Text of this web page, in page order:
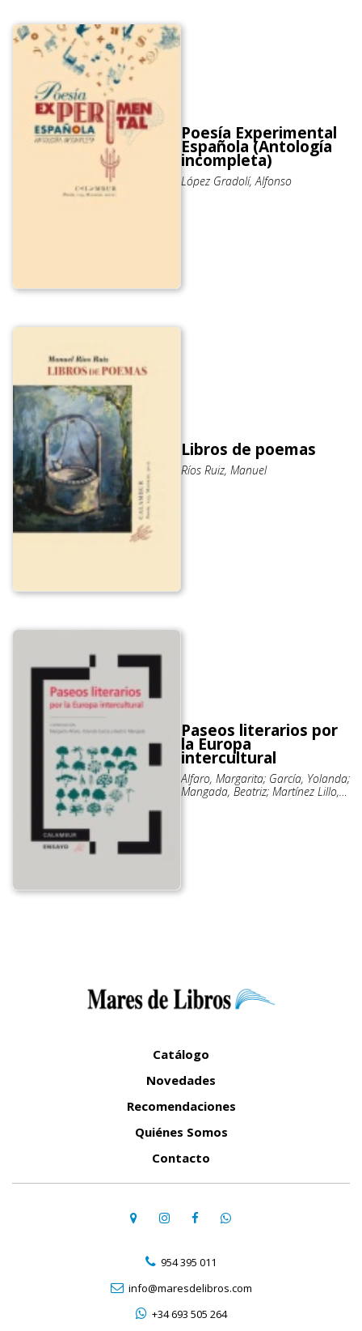
Poesía Experimental
Española (Antología
incompleta)
López Gradolí, Alfonso
Libros de poemas
Ríos Ruiz, Manuel
Paseos literarios por
la Europa
intercultural
Alfaro, Margarita; García, Yolanda;
Mangada, Beatriz; Martínez Lillo,
Catálogo
Novedades
Recomendaciones
Quiénes Somos
Contacto
954 395 011
info@maresdelibros.com
+34 693 505 264